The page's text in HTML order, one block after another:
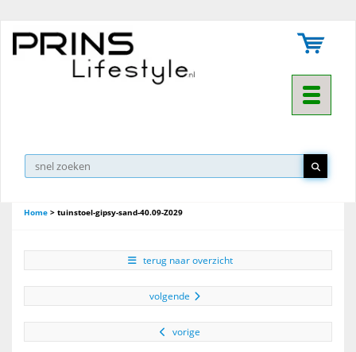
Toggle
Home > tuinstoel-gipsy-sand-40.09-Z029
terug naar overzicht
volgende
vorige